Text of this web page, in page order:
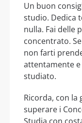
Un buon
studio. Dedica
nulla. Fai delle
concentrato.
non farti
attentamente e
studiato.
Ricorda, con la
superare i